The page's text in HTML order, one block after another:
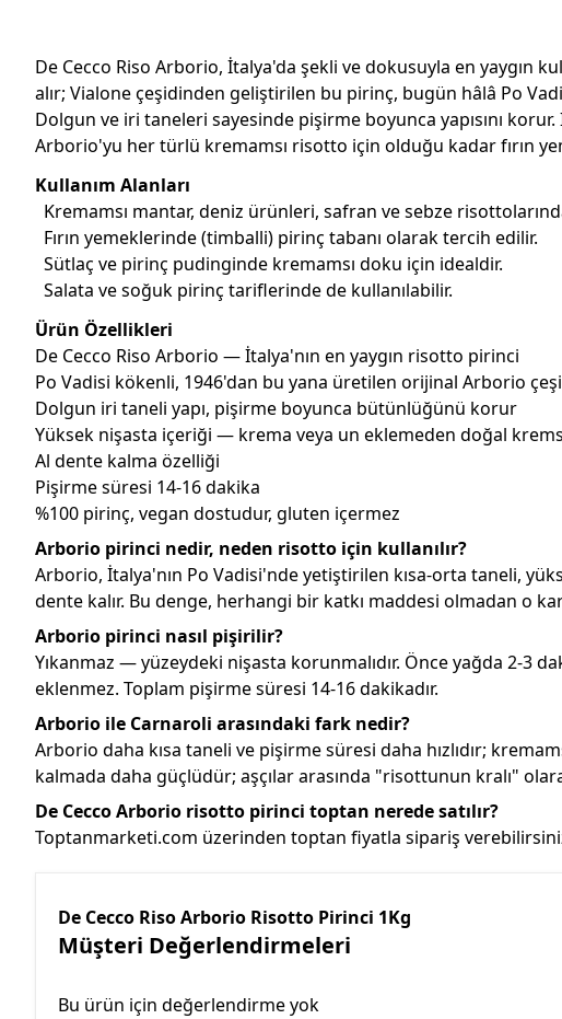
De Cecco Riso Arborio, İtalya'da şekli ve dokusuyla en yaygın
alır; Vialone çeşidinden geliştirilen bu pirinç, bugün hâlâ Po
Dolgun ve iri taneleri sayesinde pişirme boyunca yapısını
Arborio'yu her türlü kremamsı risotto için olduğu kadar fırın
Kullanım Alanları
Kremamsı mantar, deniz ürünleri, safran ve sebze
Fırın yemeklerinde (timballi) pirinç tabanı olarak tercih edilir.
Sütlaç ve pirinç pudinginde kremamsı doku için idealdir.
Salata ve soğuk pirinç tariflerinde de kullanılabilir.
Ürün Özellikleri
De Cecco Riso Arborio — İtalya'nın en yaygın risotto pirinci
Po Vadisi kökenli, 1946'dan bu yana üretilen orijinal Arborio
Dolgun iri taneli yapı, pişirme boyunca bütünlüğünü korur
Yüksek nişasta içeriği — krema veya un eklemeden doğal
Al dente kalma özelliği
Pişirme süresi 14-16 dakika
%100 pirinç, vegan dostudur, gluten içermez
Arborio pirinci nedir, neden risotto için kullanılır?
Arborio, İtalya'nın Po Vadisi'nde yetiştirilen kısa-orta taneli,
dente kalır. Bu denge, herhangi bir katkı maddesi olmadan o
Arborio pirinci nasıl pişirilir?
Yıkanmaz — yüzeydeki nişasta korunmalıdır. Önce yağda 2-3
eklenmez. Toplam pişirme süresi 14-16 dakikadır.
Arborio ile Carnaroli arasındaki fark nedir?
Arborio daha kısa taneli ve pişirme süresi daha hızlıdır;
kalmada daha güçlüdür; aşçılar arasında "risottunun kralı"
De Cecco Arborio risotto pirinci toptan nerede satılır?
Toptanmarketi.com üzerinden toptan fiyatla sipariş
De Cecco Riso Arborio Risotto Pirinci 1Kg
Müşteri Değerlendirmeleri
Bu ürün için değerlendirme yok